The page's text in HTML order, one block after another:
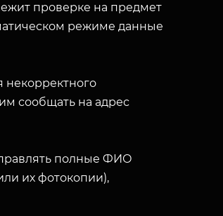
проверке на предмет
режиме данные
некорректного
сообщать на адрес
полные ФИО
их фотокопии),